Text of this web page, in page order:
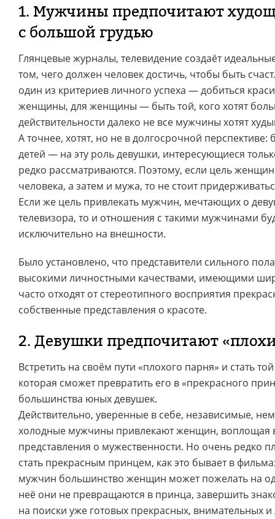
1. Мужчины предпочитают
с большой грудью
Глянцевые журналы, телевидение создаёт
том, чего должен человек достичь, чтобы быть
один из критериев личного успеха — добиться
женщины, для женщины — быть той, кого хотят
действительности далеко не все мужчины хотят
А точнее, хотят, но не в долгосрочной
детей — на эту роль девушки, интересующиеся
редко рассматриваются. Поэтому, если цель
человека, а затем и мужа, то не стоит
Если же цель привлекать мужчин, мечтающих о
телевизора, то и отношения с такими мужчинами
исключительно на внешности.
Было установлено, что представители сильного
высокими личностными качествами, имеющими
часто отходят от стереотипного восприятия
собственные представления о красоте.
2. Девушки предпочитают
Встретить на своём пути «плохого парня» и стать
которая сможет превратить его в «прекрасного
большинства юных девушек.
Действительно, уверенные в себе, независимые,
холодные мужчины привлекают женщин, воплощая
представления о мужественности. Но очень редко
стать прекрасным принцем, как это бывает в
мужчин большинство женщин может пожелать на
неё они не превращаются в принца, завершить
на поиски уже готовых прекрасных, внимательных